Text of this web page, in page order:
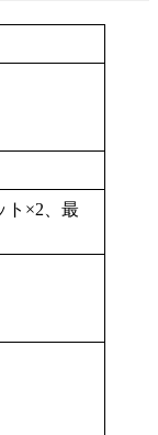
ト×2、最